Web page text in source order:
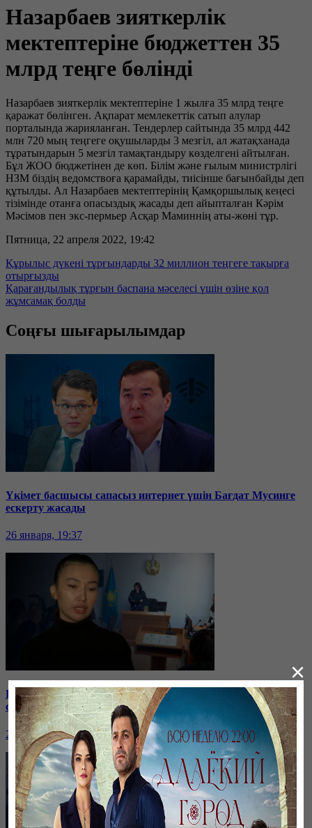
Назарбаев зияткерлік
мектептеріне бюджеттен 35
млрд теңге бөлінді
Назарбаев зияткерлік мектептеріне 1 жылға 35 млрд теңге
қаражат бөлінген. Ақпарат мемлекеттік сатып алулар
порталында жарияланған. Тендерлер сайтында 35 млрд 442
млн 720 мың теңгеге оқушыларды 3 мезгіл, ал жатақханада
тұратындарын 5 мезгіл тамақтандыру көзделгені айтылған.
Бұл ЖОО бюджетінен де көп. Білім және ғылым министрлігі
НЗМ біздің ведомствоға қарамайды, тиісінше бағынбайды деп
құтылды. Ал Назарбаев мектептерінің Қамқоршылық кеңесі
тізімінде отанға опасыздық жасады деп айыпталған Кәрім
Мәсімов пен экс-пермьер Асқар Маминнің аты-жөні тұр.
Пятница, 22 апреля 2022, 19:42
Құрылыс дүкені тұрғындарды 32 миллион теңгеге тақырға
отырғызды
Қарағандылық тұрғын баспана мәселесі үшін өзіне қол
жұмсамақ болды
Соңғы шығарылымдар
Үкімет басшысы сапасыз интернет үшін Бағдат Мусинге
ескерту жасады
26 января, 19:37
Бірнеше отбасын алдаған туристік фирма директоры
сотталып жатыр
26 января, 19:36
×